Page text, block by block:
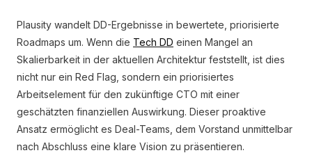
Plausity wandelt DD-Ergebnisse in bewertete, priorisierte
Roadmaps um. Wenn die Tech DD einen Mangel an
Skalierbarkeit in der aktuellen Architektur feststellt, ist dies
nicht nur ein Red Flag, sondern ein priorisiertes
Arbeitselement für den zukünftige CTO mit einer
geschätzten finanziellen Auswirkung. Dieser proaktive
Ansatz ermöglicht es Deal-Teams, dem Vorstand unmittelbar
nach Abschluss eine klare Vision zu präsentieren.